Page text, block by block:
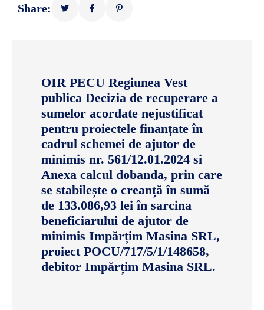
Share:
OIR PECU Regiunea Vest
publica Decizia de recuperare a
sumelor acordate nejustificat
pentru proiectele finanțate în
cadrul schemei de ajutor de
minimis nr. 561/12.01.2024 si
Anexa calcul dobanda, prin care
se stabilește o creanță în sumă
de 133.086,93 lei în sarcina
beneficiarului de ajutor de
minimis Impărțim Masina SRL,
proiect POCU/717/5/1/148658,
debitor Impărțim Masina SRL.